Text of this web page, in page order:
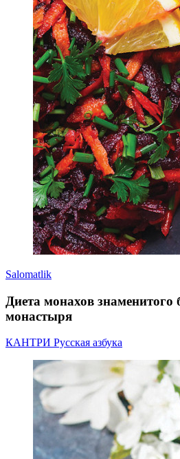
Salomatlik
Диета монахов знаменитого
монастыря
КАНТРИ Русская азбука